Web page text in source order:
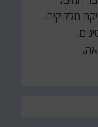
חלקיקים